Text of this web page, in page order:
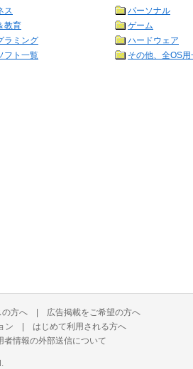
ス
パーソナル
教育
ゲーム
ラミング
ハードウェア
フト一覧 その他、全OS用
の方へ | 広告掲載をご希望の方へ
ン | はじめて利用される方へ
者情報の外部送信について